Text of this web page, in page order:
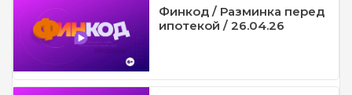
Финкод / Разминка перед
ипотекой / 26.04.26